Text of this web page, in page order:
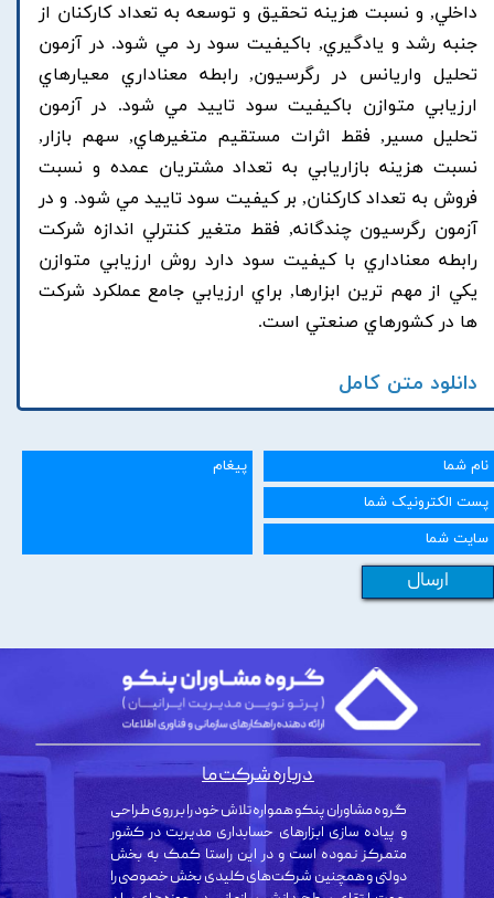
داخلي, و نسبت هزينه تحقيق و توسعه به تعداد کارکنان از
جنبه رشد و يادگيري, باکيفيت سود رد مي شود. در آزمون
تحليل واريانس در رگرسيون, رابطه معناداري معيارهاي
ارزيابي متوازن باکيفيت سود تاييد مي شود. در آزمون
تحليل مسير, فقط اثرات مستقيم متغيرهاي, سهم بازار,
نسبت هزينه بازاريابي به تعداد مشتريان عمده و نسبت
فروش به تعداد کارکنان, بر کيفيت سود تاييد مي شود. و در
آزمون رگرسيون چندگانه, فقط متغير کنترلي اندازه شرکت
رابطه معناداري با کيفيت سود دارد روش ارزيابي متوازن
يکي از مهم ترين ابزارها, براي ارزيابي جامع عملکرد شرکت
ها در کشورهاي صنعتي است.
دانلود متن کامل
ارسال
گروه مشاوران پنکو همواره تلاش خود را بر روی طراحی
و پیاده سازی ابزارهای حسابداری مدیریت در کشور
متمرکز نموده است و در این راستا کمک به بخش
دولتی و همچنین شرکت‌های کلیدی بخش خصوصی را
درباره شرکت ما